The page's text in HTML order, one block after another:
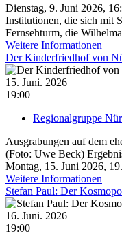
Dienstag, 9. Juni 2026,
Institutionen, die sich mit
Fernsehturm, die
Weitere Informationen
Der Kinderfriedhof von
15. Juni. 2026
19:00
Regionalgruppe
Ausgrabungen auf dem
(Foto: Uwe Beck)
Montag, 15. Juni 2026,
Weitere Informationen
Stefan Paul: Der
16. Juni. 2026
19:00